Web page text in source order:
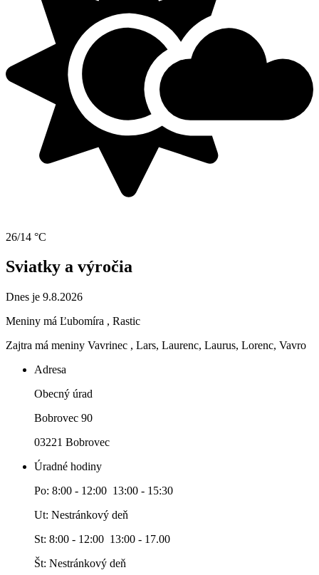
26/14 °C
Sviatky a výročia
Dnes je 9.8.2026
Meniny má Ľubomíra , Rastic
Zajtra má meniny Vavrinec , Lars, Laurenc, Laurus, Lorenc, Vavro
Adresa
Obecný úrad
Bobrovec 90
03221 Bobrovec
Úradné hodiny
Po: 8:00 - 12:00 13:00 - 15:30
Ut: Nestránkový deň
St: 8:00 - 12:00 13:00 - 17.00
Št: Nestránkový deň